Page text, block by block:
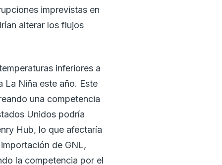
imprevistas en
alterar los flujos
inferiores a
La Niña este año. Este
una competencia
Unidos podría
Hub, lo que afectaría
de GNL,
la competencia por el